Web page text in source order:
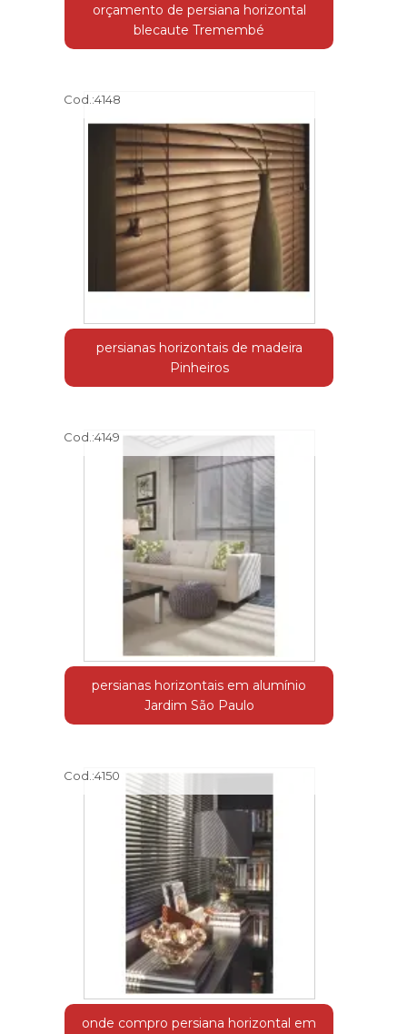
orçamento de persiana horizontal
blecaute Tremembé
Cod.:4148
persianas horizontais de madeira
Pinheiros
Cod.:4149
persianas horizontais em alumínio
Jardim São Paulo
Cod.:4150
onde compro persiana horizontal em